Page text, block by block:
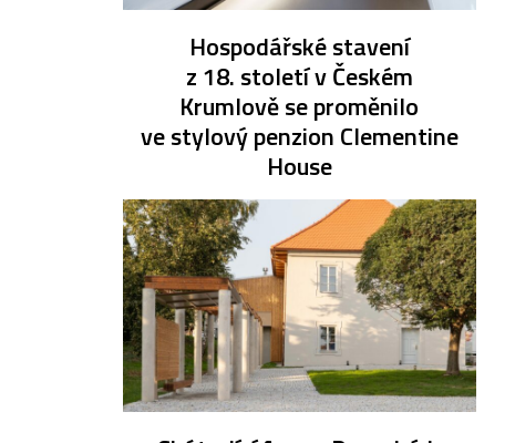
Hospodářské stavení
z 18. století v Českém
Krumlově se proměnilo
ve stylový penzion Clementine
House